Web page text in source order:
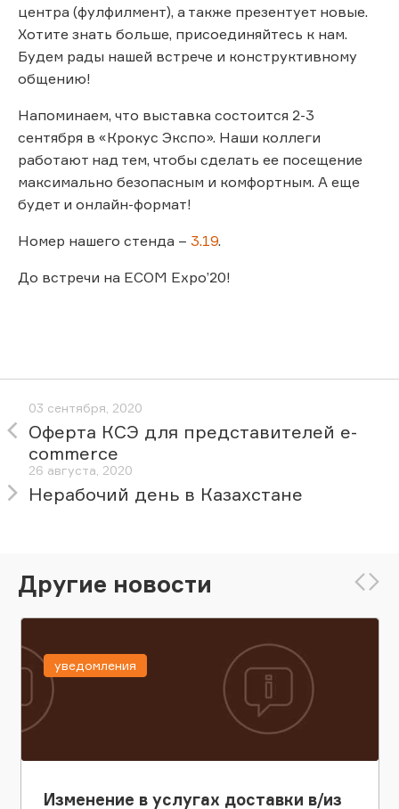
центра (фулфилмент), а также презентует новые.
Хотите знать больше, присоединяйтесь к нам.
Будем рады нашей встрече и конструктивному
общению!
Напоминаем, что выставка состоится 2-3
сентября в «Крокус Экспо». Наши коллеги
работают над тем, чтобы сделать ее посещение
максимально безопасным и комфортным. А еще
будет и онлайн-формат!
Номер нашего стенда – 3.19.
До встречи на ECOM Expo’20!
03 сентября, 2020
Оферта КСЭ для представителей e-
commerce
26 августа, 2020
Нерабочий день в Казахстане
Другие новости
Изменение в услугах доставки в/из
уведомления